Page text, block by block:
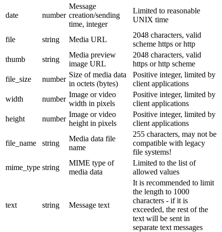
date number
Message
creation/sending
time, integer
Limited to reasonable
UNIX time
file string Media URL
2048 characters, valid
scheme https or http
thumb
string
Media preview
image URL
2048 characters, valid
https or http scheme
file_size
number
Size of media data
in octets (bytes)
Positive integer, limited by
client applications
width
number
Image or video
width in pixels
Positive integer, limited by
client applications
height
number
Image or video
height in pixels
Positive integer, limited by
client applications
file_name string
Media data file
name
255 characters, may not be
compatible with legacy
file systems!
mime_type string
MIME type of
media data
Limited to the list of
allowed values
text string Message text
It is recommended to limit
the length to 1000
characters - if it is
exceeded, the rest of the
text will be sent in
separate text messages